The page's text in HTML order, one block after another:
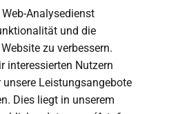
Analysedienst
und die
zu verbessern.
interessierten Nutzern
Leistungsangebote
Dies liegt in unserem